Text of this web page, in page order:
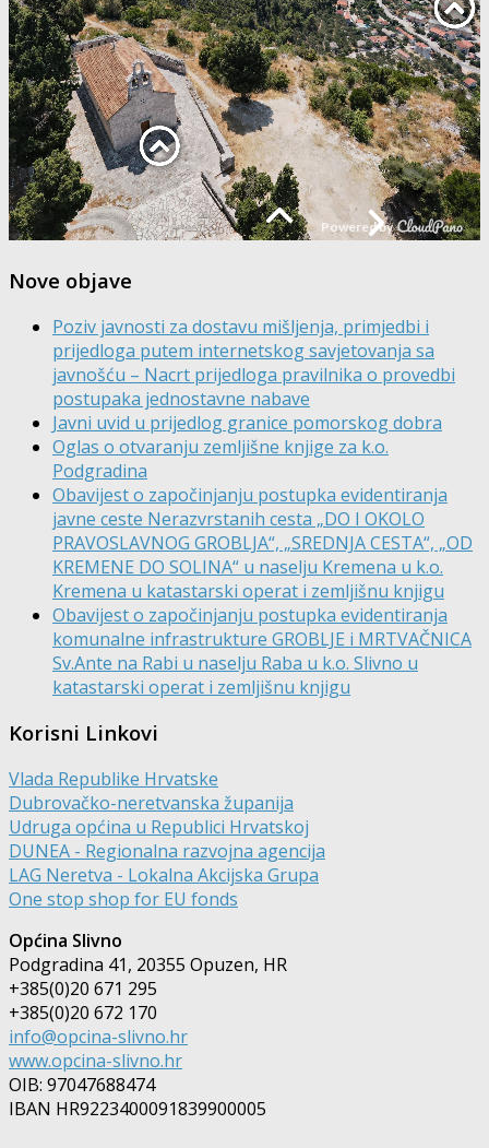
Nove objave
Poziv javnosti za dostavu mišljenja, primjedbi i
prijedloga putem internetskog savjetovanja sa
javnošću – Nacrt prijedloga pravilnika o provedbi
postupaka jednostavne nabave
Javni uvid u prijedlog granice pomorskog dobra
Oglas o otvaranju zemljišne knjige za k.o.
Podgradina
Obavijest o započinjanju postupka evidentiranja
javne ceste Nerazvrstanih cesta „DO I OKOLO
PRAVOSLAVNOG GROBLJA“, „SREDNJA CESTA“, „OD
KREMENE DO SOLINA“ u naselju Kremena u k.o.
Kremena u katastarski operat i zemljišnu knjigu
Obavijest o započinjanju postupka evidentiranja
komunalne infrastrukture GROBLJE i MRTVAČNICA
Sv.Ante na Rabi u naselju Raba u k.o. Slivno u
katastarski operat i zemljišnu knjigu
Korisni Linkovi
Vlada Republike Hrvatske
Dubrovačko-neretvanska županija
Udruga općina u Republici Hrvatskoj
DUNEA - Regionalna razvojna agencija
LAG Neretva - Lokalna Akcijska Grupa
One stop shop for EU fonds
Općina Slivno
Podgradina 41, 20355 Opuzen, HR
+385(0)20 671 295
+385(0)20 672 170
info@opcina-slivno.hr
www.opcina-slivno.hr
OIB: 97047688474
IBAN HR9223400091839900005